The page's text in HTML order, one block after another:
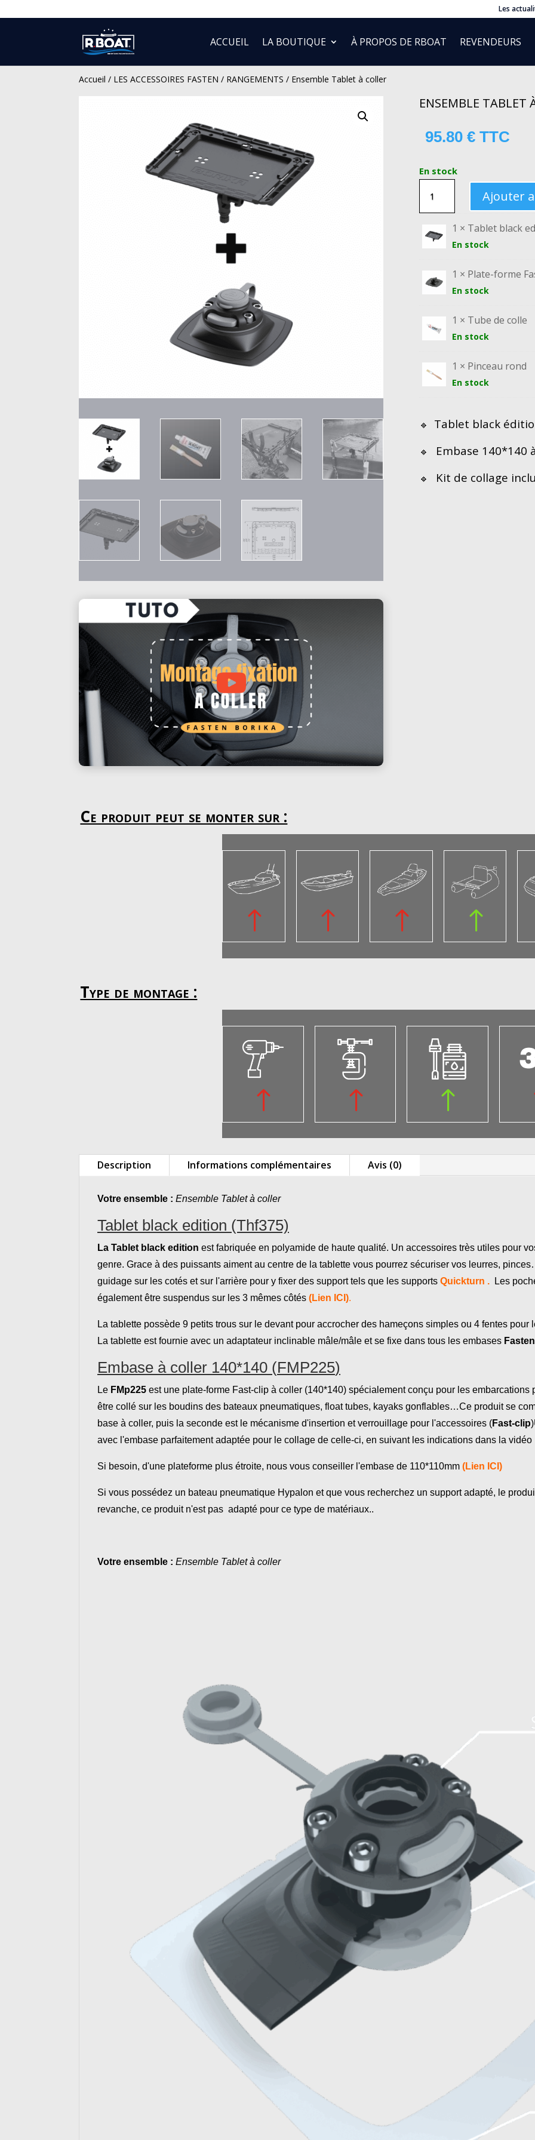
Les
ACCUEIL LA BOUTIQUE À PROPOS DE RBOAT REVENDEURS
Accueil / LES ACCESSOIRES FASTEN / RANGEMENTS / Ensemble Tablet à coller
ENSEMBLE TABLET
95.80 € TTC
En stock
TABLET
COLLER
Ajouter
1 × Tablet black
En stock
1 × Plate-forme
En stock
1 × Tube de colle
En stock
1 × Pinceau rond
En stock
🔹 Tablet black
🔹 Embase 140*140
🔹 Kit de collage
Ce produit peut se monter sur :
! ! ! !
Type de montage :
! ! !
Description Informations complémentaires Avis (0)
Votre ensemble : Ensemble Tablet à coller
Tablet black edition (Thf375)
La Tablet black edition est fabriquée en polyamide de haute qualité. Un accessoires très utiles pour
genre. Grace à des puissants aiment au centre de la tablette vous pourrez sécuriser vos leurres,
guidage sur les cotés et sur l'arrière pour y fixer des support tels que les supports Quickturn . Les
également être suspendus sur les 3 mêmes côtés (Lien ICI).
La tablette possède 9 petits trous sur le devant pour accrocher des hameçons simples ou 4 fentes
La tablette est fournie avec un adaptateur inclinable mâle/mâle et se fixe dans tous les embases
Embase à coller 140*140 (FMP225)
Le FMp225 est une plate-forme Fast-clip à coller (140*140) spécialement conçu pour les
être collé sur les boudins des bateaux pneumatiques, float tubes, kayaks gonflables…Ce produit se
base à coller, puis la seconde est le mécanisme d'insertion et verrouillage pour l'accessoires (Fast-clip
avec l'embase parfaitement adaptée pour le collage de celle-ci, en suivant les indications dans la vidéo
Si besoin, d'une plateforme plus étroite, nous vous conseiller l'embase de 110*110mm (Lien ICI)
Si vous possédez un bateau pneumatique Hypalon et que vous recherchez un support adapté, le
revanche, ce produit n'est pas adapté pour ce type de matériaux..
Votre ensemble : Ensemble Tablet à coller